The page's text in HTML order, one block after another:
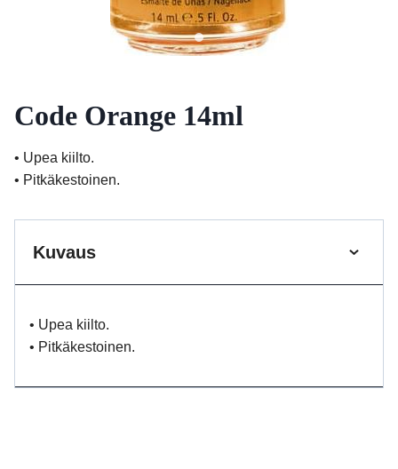
Code Orange 14ml
• Upea kiilto.
• Pitkäkestoinen.
Kuvaus
• Upea kiilto.
• Pitkäkestoinen.